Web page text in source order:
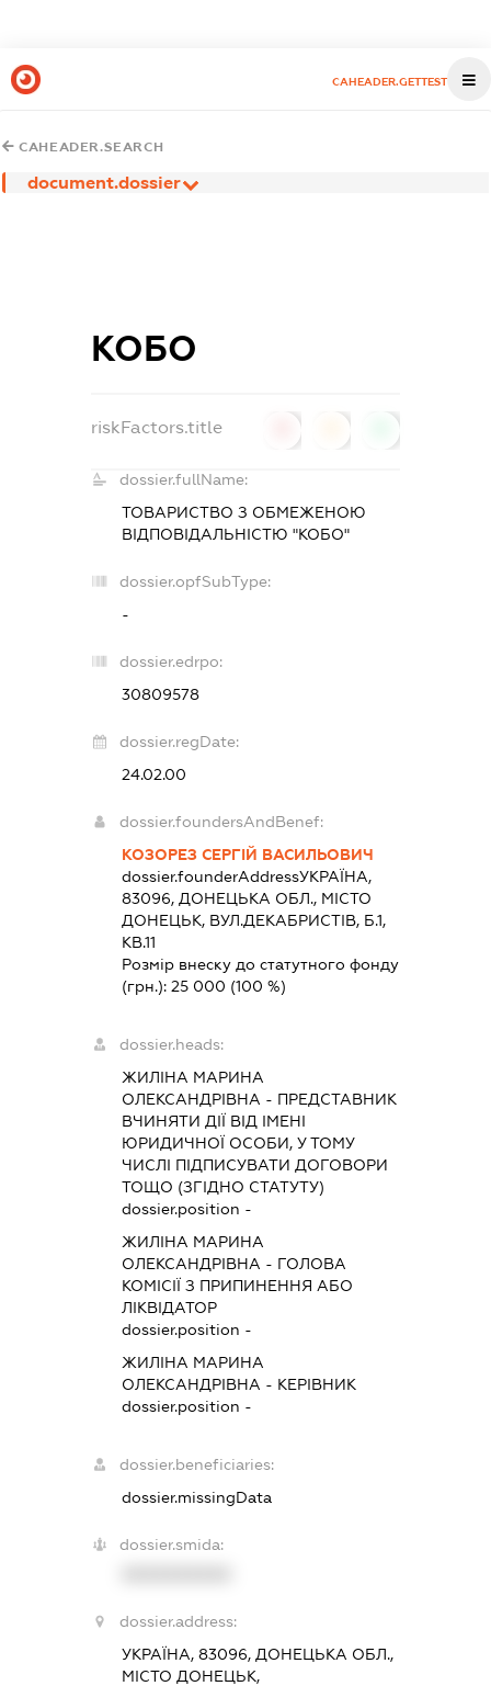
CAHEADER.GETTEST
CAHEADER.SEARCH
document.dossier
КОБО
riskFactors.title
dossier.fullName:
ТОВАРИСТВО З ОБМЕЖЕНОЮ
ВІДПОВІДАЛЬНІСТЮ "КОБО"
dossier.opfSubType:
-
dossier.edrpo:
30809578
dossier.regDate:
24.02.00
dossier.foundersAndBenef:
КОЗОРЕЗ СЕРГІЙ ВАСИЛЬОВИЧ
dossier.founderAddressУКРАЇНА,
83096, ДОНЕЦЬКА ОБЛ., МІСТО
ДОНЕЦЬК, ВУЛ.ДЕКАБРИСТІВ, Б.1,
КВ.11
Розмір внеску до статутного фонду
(грн.): 25 000 (100 %)
dossier.heads:
ЖИЛІНА МАРИНА
ОЛЕКСАНДРІВНА - ПРЕДСТАВНИК
ВЧИНЯТИ ДІЇ ВІД ІМЕНІ
ЮРИДИЧНОЇ ОСОБИ, У ТОМУ
ЧИСЛІ ПІДПИСУВАТИ ДОГОВОРИ
ТОЩО (ЗГІДНО СТАТУТУ)
dossier.position -
ЖИЛІНА МАРИНА
ОЛЕКСАНДРІВНА - ГОЛОВА
КОМІСІЇ З ПРИПИНЕННЯ АБО
ЛІКВІДАТОР
dossier.position -
ЖИЛІНА МАРИНА
ОЛЕКСАНДРІВНА - КЕРІВНИК
dossier.position -
dossier.beneficiaries:
dossier.missingData
dossier.smida:
dossier.address:
УКРАЇНА, 83096, ДОНЕЦЬКА ОБЛ.,
МІСТО ДОНЕЦЬК,